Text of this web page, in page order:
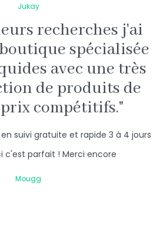
Jukay
recherches j'ai
spécialisée
avec une très
de produits de
compétitifs."
en suivi gratuite et rapide 3 à 4 jours
c'est parfait ! Merci encore
Mougg